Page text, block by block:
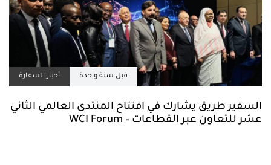
قبل سنة واحدة أخبار السفارة
السفير طريق يشارك في افتتاح المنتدى العالمي الثاني
عشر للتعاون عبر القطاعات – WCI Forum